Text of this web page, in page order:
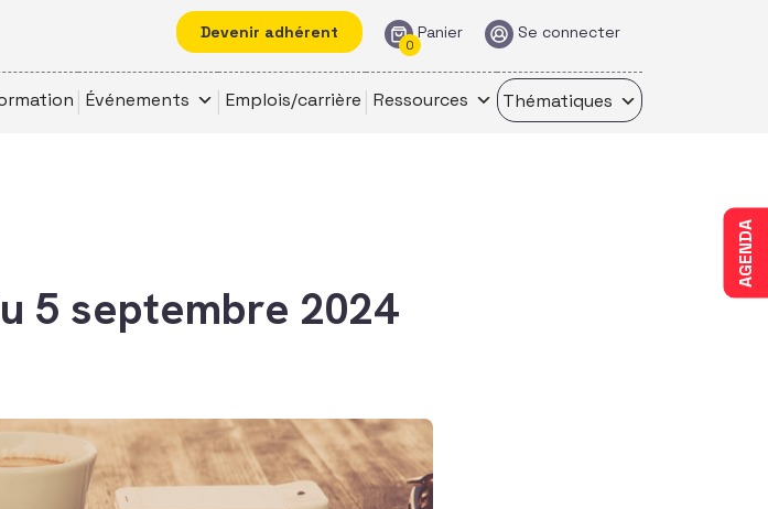
Devenir adhérent Panier
0
Se connecter
Événements Emplois/carrière Ressources Thématiques
AGENDA
5 septembre 2024